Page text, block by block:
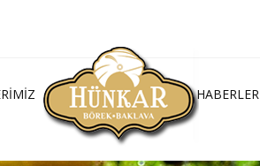
HABERLER